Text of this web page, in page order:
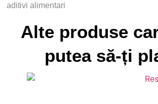
aditivi alimentari
Alte produse
putea să-ți